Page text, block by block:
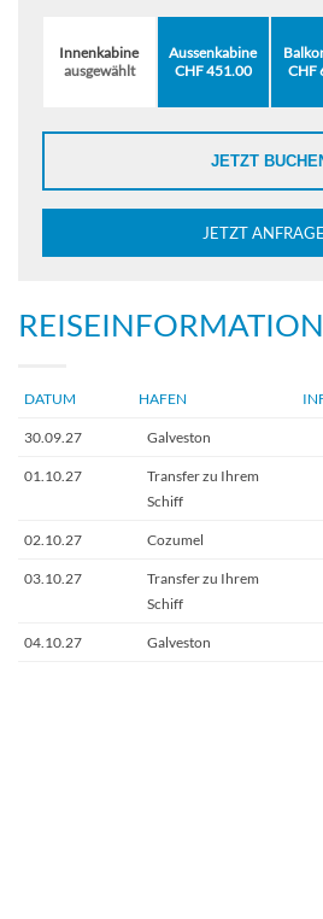
Innenkabine
ausgewählt
Aussenkabine
CHF 451.00
CHF
JETZT
JETZT
DATUM HAFEN
30.09.27 Galveston
01.10.27
Transfer zu Ihrem
Schiff
02.10.27 Cozumel
03.10.27
Transfer zu Ihrem
Schiff
04.10.27 Galveston